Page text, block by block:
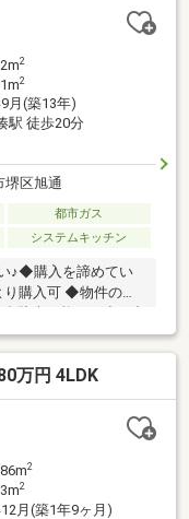
だけ・聞くだけ」
相談ください♪♪
2
2
月(築13年)
駅 徒歩20分
堺区旭通
都市ガス
システムキッチン
♪◆購入を諦めてい
購入可 ◆物件の特
納充実・浴室乾燥機
対応品質に自信があ
料送迎可「購入す
の物件もまとめて見
って、より良い条件
動産の事なら何でも
万円 4LDK
2
2
月(築1年9ヶ月)